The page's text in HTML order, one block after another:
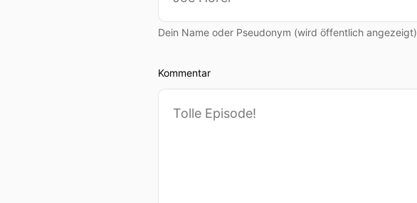
Dein Name oder Pseudonym (wird öffentlich angezeigt)
Kommentar